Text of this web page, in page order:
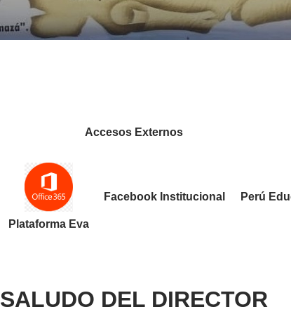
Accesos Externos
Plataforma Eva
Facebook Institucional Perú
SALUDO DEL DIRECTOR